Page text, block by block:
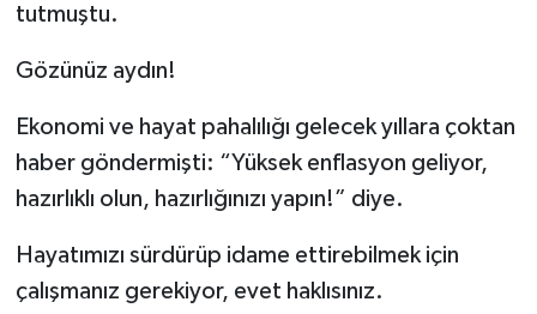
tutmuştu.
Gözünüz aydın!
Ekonomi ve hayat pahalılığı gelecek yıllara çoktan
haber göndermişti: “Yüksek enflasyon geliyor,
hazırlıklı olun, hazırlığınızı yapın!” diye.
Hayatımızı sürdürüp idame ettirebilmek için
çalışmanız gerekiyor, evet haklısınız.